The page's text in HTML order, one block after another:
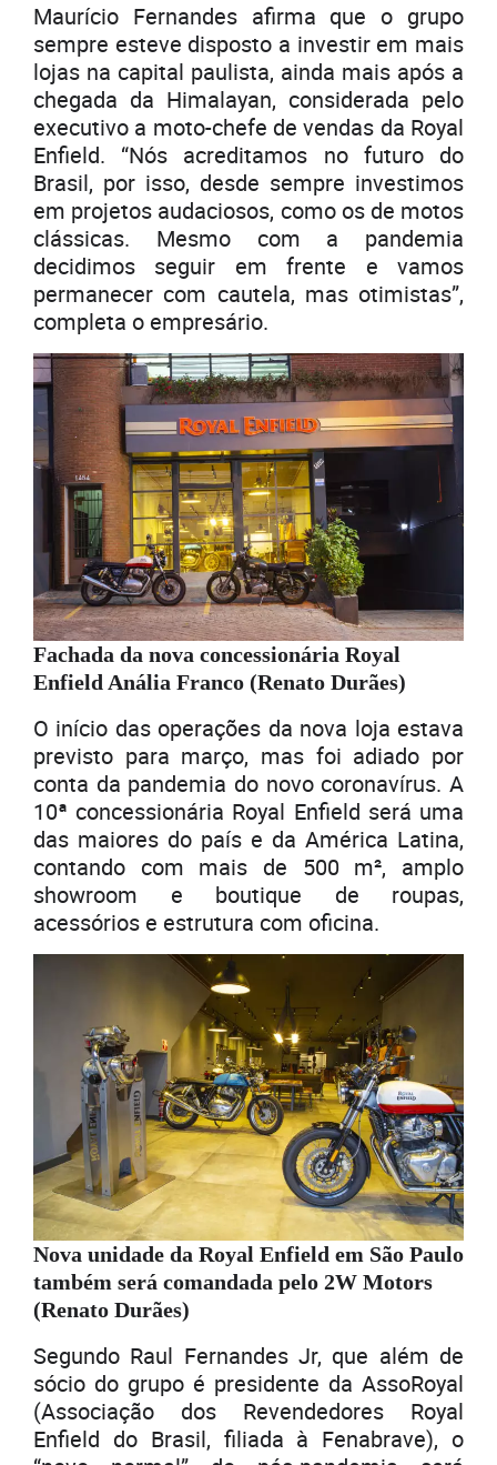
Maurício Fernandes afirma que o grupo
sempre esteve disposto a investir em mais
lojas na capital paulista, ainda mais após a
chegada da Himalayan, considerada pelo
executivo a moto-chefe de vendas da Royal
Enfield. “Nós acreditamos no futuro do
Brasil, por isso, desde sempre investimos
em projetos audaciosos, como os de motos
clássicas. Mesmo com a pandemia
decidimos seguir em frente e vamos
permanecer com cautela, mas otimistas”,
completa o empresário.
Fachada da nova concessionária Royal
Enfield Anália Franco (Renato Durães)
O início das operações da nova loja estava
previsto para março, mas foi adiado por
conta da pandemia do novo coronavírus. A
10ª concessionária Royal Enfield será uma
das maiores do país e da América Latina,
contando com mais de 500 m², amplo
showroom e boutique de roupas,
acessórios e estrutura com oficina.
Nova unidade da Royal Enfield em São Paulo
também será comandada pelo 2W Motors
(Renato Durães)
Segundo Raul Fernandes Jr, que além de
sócio do grupo é presidente da AssoRoyal
(Associação dos Revendedores Royal
Enfield do Brasil, filiada à Fenabrave), o